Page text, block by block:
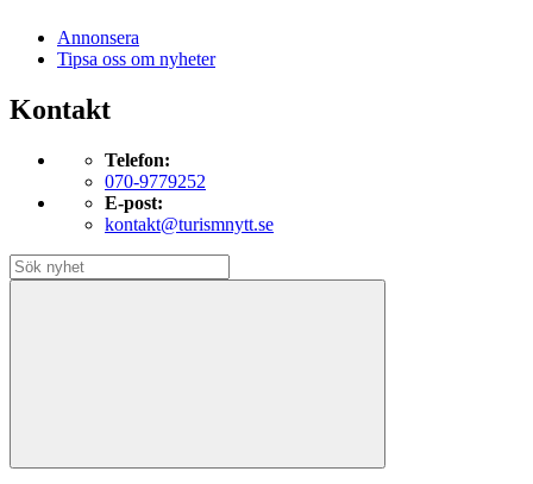
Annonsera
Tipsa oss om nyheter
Kontakt
Telefon:
070-9779252
E-post:
kontakt@turismnytt.se